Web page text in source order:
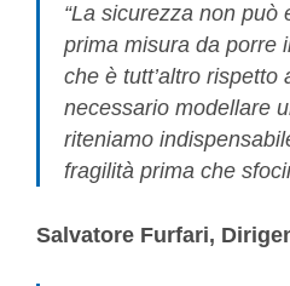
“La sicurezza non
prima misura da porre
che è tutt’altro rispetto
necessario modellare
riteniamo
fragilità prima che
Salvatore Furfari,